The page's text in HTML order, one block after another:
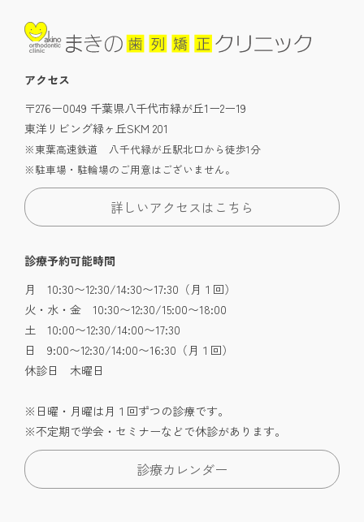
アクセス
〒276ー0049 千葉県八千代市緑が丘1ー2ー19
東洋リビング緑ヶ丘SKM 201
※東葉高速鉄道 八千代緑が丘駅北口から徒歩1分
※駐車場・駐輪場のご用意はございません。
詳しいアクセスはこちら
診療予約可能時間
月 10:30〜12:30/14:30〜17:30（月１回）
火・水・金 10:30〜12:30/15:00〜18:00
土 10:00〜12:30/14:00〜17:30
日 9:00〜12:30/14:00〜16:30（月１回）
休診日 木曜日
※日曜・月曜は月１回ずつの診療です。
※不定期で学会・セミナーなどで休診があります。
診療カレンダー